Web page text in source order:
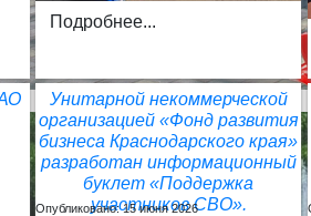
Подробнее...
Унитарной некоммерческой
организацией «Фонд развития
бизнеса Краснодарского края»
разработан информационный
буклет «Поддержка
участников СВО».
Опубликовано: 15 июня 2026